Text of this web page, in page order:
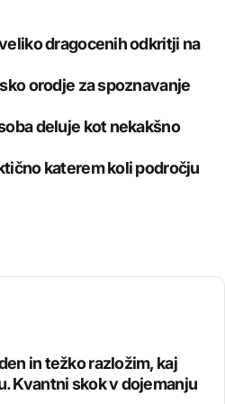
dragocenih odkritji na
orodje za spoznavanje
deluje kot nekakšno
katerem koli področju
in težko razložim, kaj
Kvantni skok v dojemanju